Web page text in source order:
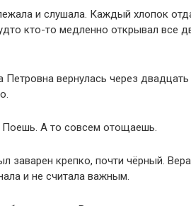
и слушала. Каждый хлопок
кто-то медленно открывал все
Петровна вернулась через
Поешь. А то совсем отощаешь.
заварен крепко, почти чёрный.
и не считала важным.